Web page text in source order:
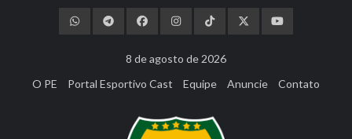
8 de agosto de 2026
O PE
Portal Esportivo Cast Equipe Anuncie Contato